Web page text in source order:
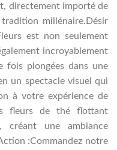
directement importé de
millénaire.Désir
est non seulement
incroyablement
fois plongées dans une
un spectacle visuel qui
à votre expérience de
fleurs de thé flottant
créant une ambiance
:Commandez notre